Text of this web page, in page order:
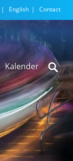
English Contact
Kalender